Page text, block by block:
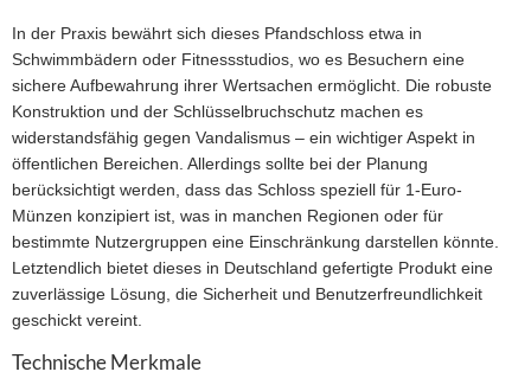
In der Praxis bewährt sich dieses Pfandschloss etwa in
Schwimmbädern oder Fitnessstudios, wo es Besuchern eine
sichere Aufbewahrung ihrer Wertsachen ermöglicht. Die robuste
Konstruktion und der Schlüsselbruchschutz machen es
widerstandsfähig gegen Vandalismus – ein wichtiger Aspekt in
öffentlichen Bereichen. Allerdings sollte bei der Planung
berücksichtigt werden, dass das Schloss speziell für 1-Euro-
Münzen konzipiert ist, was in manchen Regionen oder für
bestimmte Nutzergruppen eine Einschränkung darstellen könnte.
Letztendlich bietet dieses in Deutschland gefertigte Produkt eine
zuverlässige Lösung, die Sicherheit und Benutzerfreundlichkeit
geschickt vereint.
Technische Merkmale